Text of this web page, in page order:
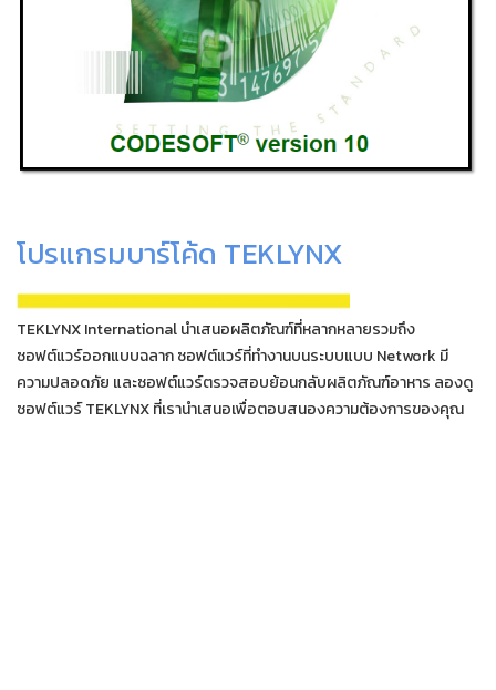
โปรแกรมบาร์โค้ด TEKLYNX
TEKLYNX International นำเสนอผลิตภัณฑ์ที่หลากหลายรวมถึง
ซอฟต์แวร์ออกแบบฉลาก ซอฟต์แวร์ที่ทำงานบนระบบแบบ Network มี
ความปลอดภัย และซอฟต์แวร์ตรวจสอบย้อนกลับผลิตภัณฑ์อาหาร ลองดู
ซอฟต์แวร์ TEKLYNX ที่เรานำเสนอเพื่อตอบสนองความต้องการของคุณ